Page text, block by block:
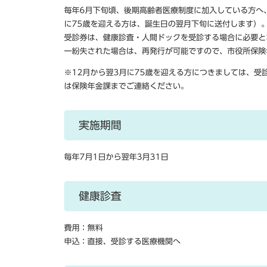
毎年6月下旬頃、後期高齢者医療制度に加入している方
に75歳を迎える方は、誕生日の翌月下旬に送付します）。
受診券は、健康診査・人間ドックを受診する場合に必要
一紛失された場合は、再発行が可能ですので、市役所保
※12月から翌3月に75歳を迎える方につきましては、受
は保険年金課までご連絡ください。
実施期間
毎年7月1日から翌年3月31日
健康診査
費用：無料
申込：直接、受診する医療機関へ